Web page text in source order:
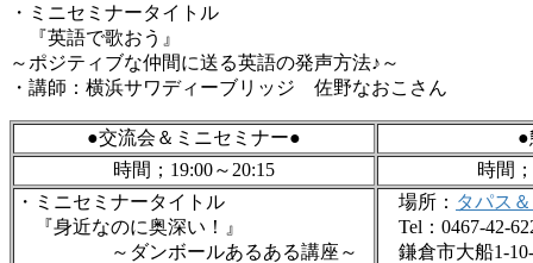
・ミニセミナータイトル
『英語で歌おう』
～ポジティブな仲間に送る英語の発声方法♪～
・講師：横浜サワディーブリッジ 佐野なおこさん
●交流会＆ミニセミナー●
●
時間；19:00～20:15
時間
・ミニセミナータイトル
『身近なのに奥深い！』
～ダンボールあるある講座～
場所： タパス
Tel：0467-42-
鎌倉市大船1-